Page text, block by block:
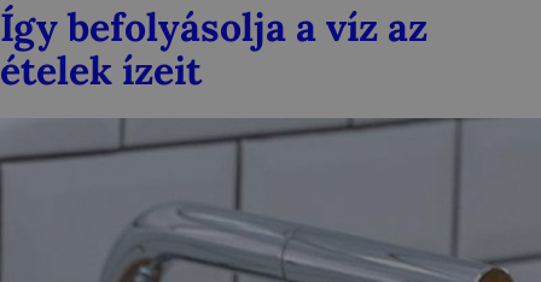
Így befolyásolja a víz az
ételek ízeit